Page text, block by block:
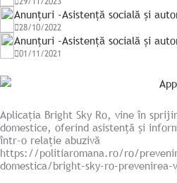
Anunțuri -Asistență socială și
28/10/2022
Anunțuri -Asistență socială și
01/11/2021
Aplicația Bright Sky Ro, vine în
domestice, oferind asistență și
într-o relație abuzivă
https://politiaromana.ro/ro/
domestica/bright-sky-ro-prevenirea-